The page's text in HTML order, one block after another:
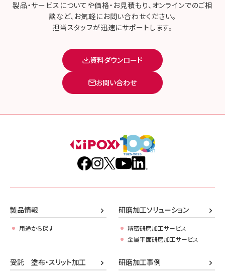
製品・サービスについてや価格・お見積もり、オンラインでのご相
談など、お気軽にお問い合わせください。
担当スタッフが迅速にサポートします。
資料ダウンロード
お問い合わせ
製品情報
用途から探す
研磨加工ソリューション
精密研磨加工サービス
金属平面研磨加工サービス
受託 塗布・スリット加工 研磨加工事例